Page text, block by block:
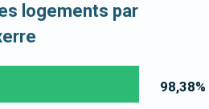
logements par
98,38%